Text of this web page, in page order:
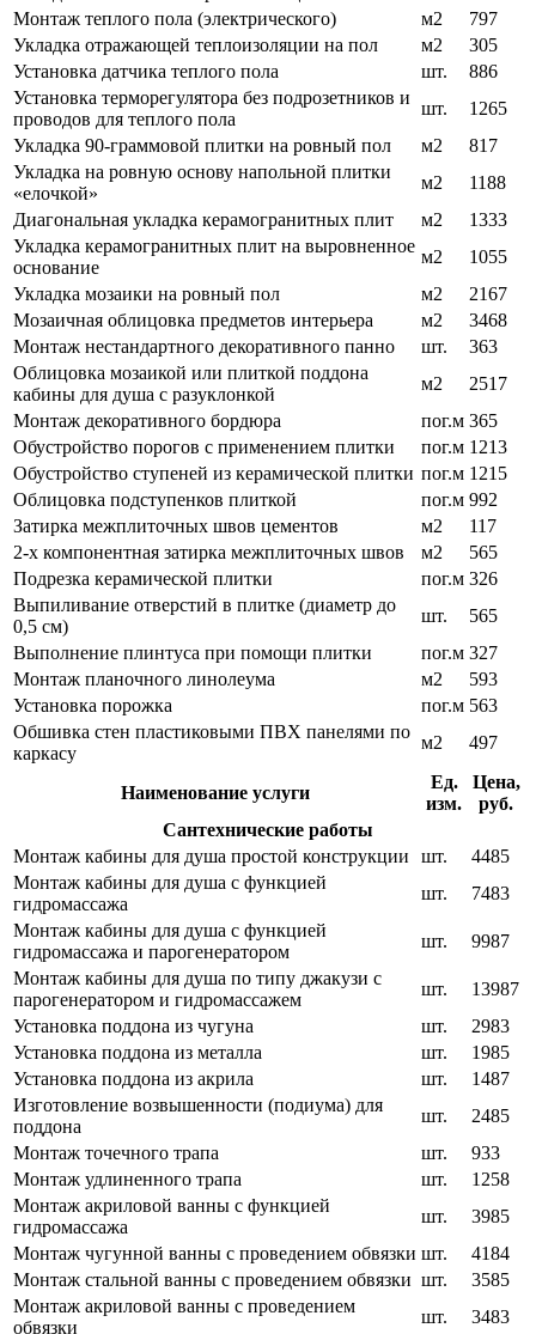
Монтаж теплого пола (электрического)
м2
797
Укладка отражающей теплоизоляции на пол
м2
305
Установка датчика теплого пола
шт.
886
Установка терморегулятора без подрозетников и
проводов для теплого пола
шт.
1265
Укладка 90-граммовой плитки на ровный пол
м2
817
Укладка на ровную основу напольной плитки
«елочкой»
м2
1188
Диагональная укладка керамогранитных плит
м2
1333
Укладка керамогранитных плит на выровненное
основание
м2
1055
Укладка мозаики на ровный пол
м2
2167
Мозаичная облицовка предметов интерьера
м2
3468
Монтаж нестандартного декоративного панно
шт.
363
Облицовка мозаикой или плиткой поддона
кабины для душа с разуклонкой
м2
2517
Монтаж декоративного бордюра
пог.м 365
Обустройство порогов с применением плитки
пог.м 1213
Обустройство ступеней из керамической плитки пог.м 1215
Облицовка подступенков плиткой
пог.м 992
Затирка межплиточных швов цементов
м2
117
2-х компонентная затирка межплиточных швов
м2
565
Подрезка керамической плитки
пог.м 326
Выпиливание отверстий в плитке (диаметр до
0,5 см)
шт.
565
Выполнение плинтуса при помощи плитки
пог.м 327
Монтаж планочного линолеума
м2
593
Установка порожка
пог.м 563
Обшивка стен пластиковыми ПВХ панелями по
каркасу
м2 497
Наименование услуги
Ед.
изм.
Цена,
руб.
Сантехнические работы
Монтаж кабины для душа простой конструкции
шт.
4485
Монтаж кабины для душа с функцией
гидромассажа
шт.
7483
Монтаж кабины для душа с функцией
гидромассажа и парогенератором
шт.
9987
Монтаж кабины для душа по типу джакузи с
парогенератором и гидромассажем
шт.
13987
Установка поддона из чугуна
шт.
2983
Установка поддона из металла
шт.
1985
Установка поддона из акрила
шт.
1487
Изготовление возвышенности (подиума) для
поддона
шт.
2485
Монтаж точечного трапа
шт.
933
Монтаж удлиненного трапа
шт.
1258
Монтаж акриловой ванны с функцией
гидромассажа
шт.
3985
Монтаж чугунной ванны с проведением обвязки шт.
4184
Монтаж стальной ванны с проведением обвязки шт.
3585
Монтаж акриловой ванны с проведением
обвязки
шт.
3483